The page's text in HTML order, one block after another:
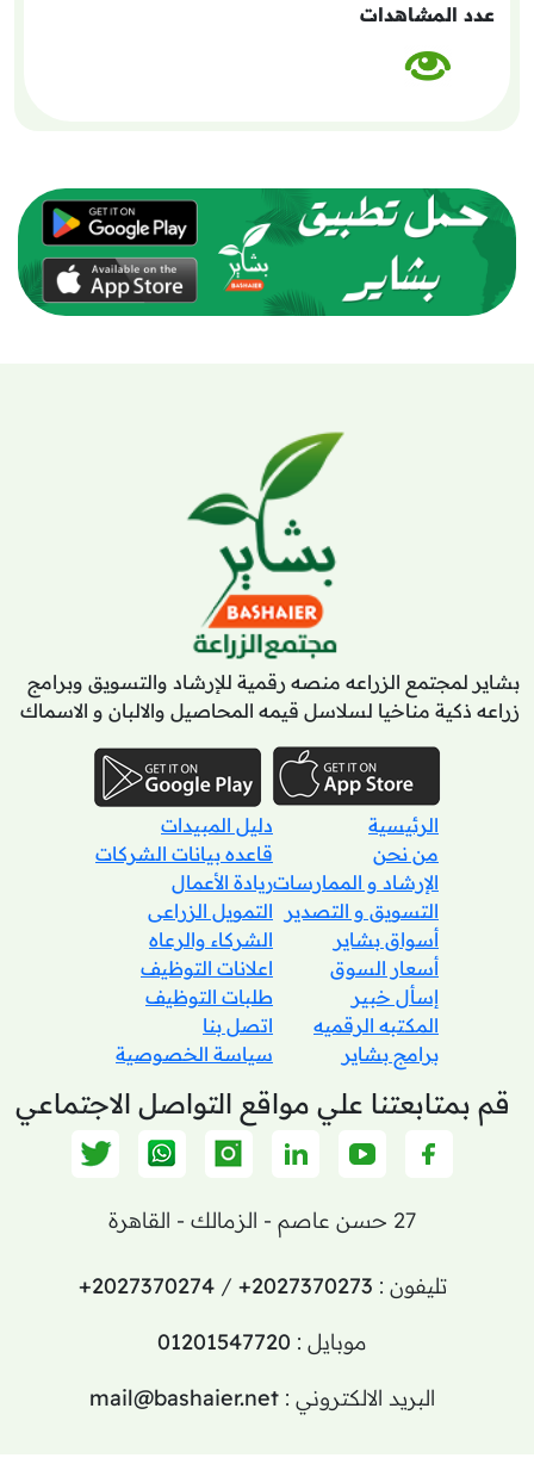
عدد المشاهدات
بشاير لمجتمع الزراعه منصه رقمية للإرشاد والتسويق وبرامج
زراعه ذكية مناخيا لسلاسل قيمه المحاصيل والالبان و الاسماك
الرئيسية
من نحن
الإرشاد و الممارسات
التسويق و التصدير
أسواق بشاير
أسعار السوق
إسأل خبير
المكتبه الرقميه
برامج بشاير
دليل المبيدات
قاعده بيانات الشركات
ريادة الأعمال
التمويل الزراعى
الشركاء والرعاه
اعلانات التوظيف
طلبات التوظيف
اتصل بنا
سياسة الخصوصية
قم بمتابعتنا علي مواقع التواصل الاجتماعي
27 حسن عاصم - الزمالك - القاهرة
تليفون : +2027370273
/
+2027370274
موبايل : 01201547720
البريد الالكتروني : mail@bashaier.net